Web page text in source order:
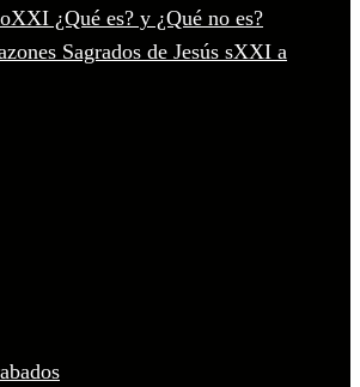
¿Qué es? y ¿Qué no es?
Sagrados de Jesús sXXI a